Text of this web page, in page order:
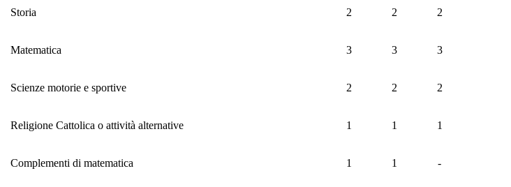
Storia 2 2 2
Matematica 3 3 3
Scienze motorie e sportive 2 2 2
Religione Cattolica o attività alternative 1 1 1
Complementi di matematica 1 1 -